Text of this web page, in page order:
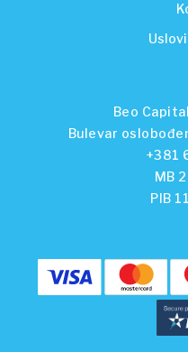
Beo
Bulevar
+381
MB
PIB